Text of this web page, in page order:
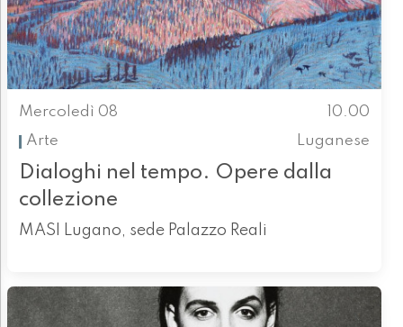
Mercoledì 08
10.00
Arte
Luganese
Dialoghi nel tempo. Opere dalla
collezione
MASI Lugano, sede Palazzo Reali